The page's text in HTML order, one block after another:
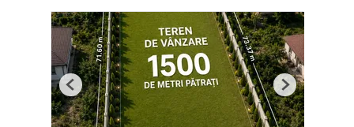
Previous Next